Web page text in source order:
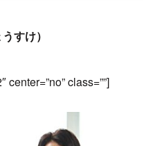
すけ）
class=””]